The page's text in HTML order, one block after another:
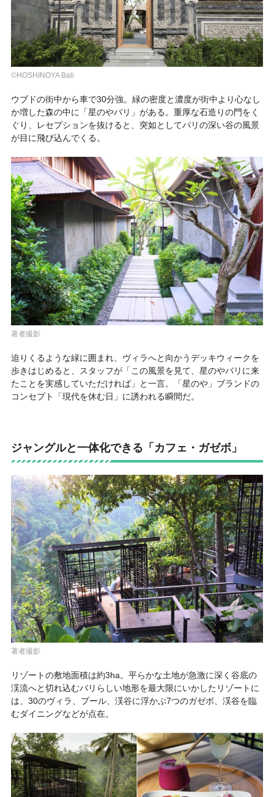
©HOSHINOYA Bali
ウブドの街中から車で30分強。緑の密度と濃度が街中より心なし
か増した森の中に「星のやバリ」がある。重厚な石造りの門をく
ぐり、レセプションを抜けると、突如としてバリの深い谷の風景
が目に飛び込んでくる。
著者撮影
迫りくるような緑に囲まれ、ヴィラへと向かうデッキウィークを
歩きはじめると、スタッフが「この風景を見て、星のやバリに来
たことを実感していただければ」と一言。「星のや」ブランドの
コンセプト「現代を休む日」に誘われる瞬間だ。
ジャングルと一体化できる「カフェ・ガゼボ」
著者撮影
リゾートの敷地面積は約3ha。平らかな土地が急激に深く谷底の
渓流へと切れ込むバリらしい地形を最大限にいかしたリゾートに
は、30のヴィラ、プール、渓谷に浮かぶ7つのガゼボ、渓谷を臨
むダイニングなどが点在。